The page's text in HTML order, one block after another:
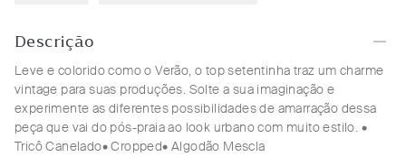
Descrição
Leve e colorido como o Verão, o top setentinha traz um charme
vintage para suas produções. Solte a sua imaginação e
experimente as diferentes possibilidades de amarração dessa
peça que vai do pós-praia ao look urbano com muito estilo. •
Tricô Canelado• Cropped• Algodão Mescla